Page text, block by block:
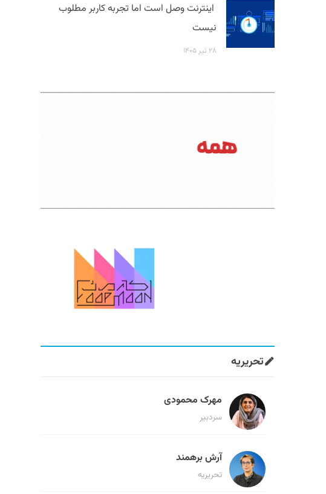
اینترنت وصل است اما تجربه کاربر مطلوب
نیست
۲۸ تیر ۱۴۰۵
تحریریه
مهرک محمودی
سردبیر
آرش برهمند
تحریریه